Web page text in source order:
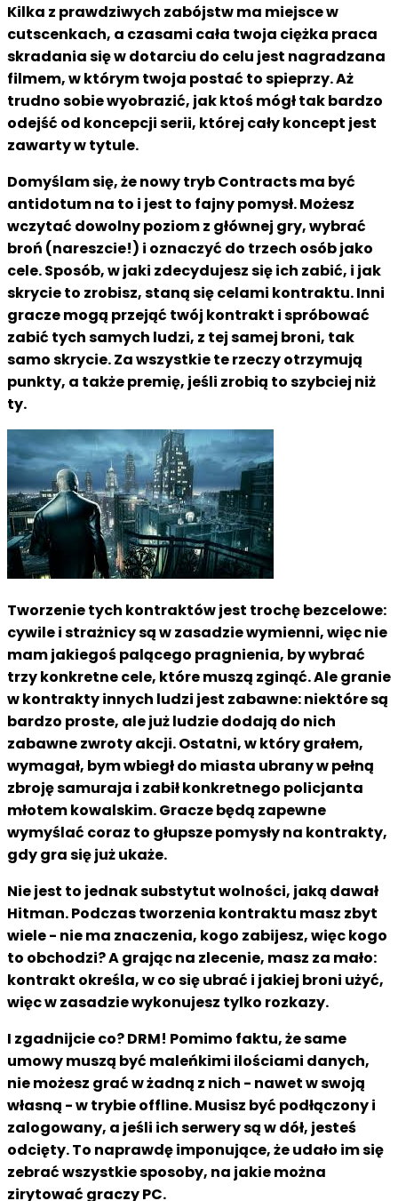
Kilka z prawdziwych zabójstw ma miejsce w
cutscenkach, a czasami cała twoja ciężka praca
skradania się w dotarciu do celu jest nagradzana
filmem, w którym twoja postać to spieprzy. Aż
trudno sobie wyobrazić, jak ktoś mógł tak bardzo
odejść od koncepcji serii, której cały koncept jest
zawarty w tytule.
Domyślam się, że nowy tryb Contracts ma być
antidotum na to i jest to fajny pomysł. Możesz
wczytać dowolny poziom z głównej gry, wybrać
broń (nareszcie!) i oznaczyć do trzech osób jako
cele. Sposób, w jaki zdecydujesz się ich zabić, i jak
skrycie to zrobisz, staną się celami kontraktu. Inni
gracze mogą przejąć twój kontrakt i spróbować
zabić tych samych ludzi, z tej samej broni, tak
samo skrycie. Za wszystkie te rzeczy otrzymują
punkty, a także premię, jeśli zrobią to szybciej niż
ty.
Tworzenie tych kontraktów jest trochę bezcelowe:
cywile i strażnicy są w zasadzie wymienni, więc nie
mam jakiegoś palącego pragnienia, by wybrać
trzy konkretne cele, które muszą zginąć. Ale granie
w kontrakty innych ludzi jest zabawne: niektóre są
bardzo proste, ale już ludzie dodają do nich
zabawne zwroty akcji. Ostatni, w który grałem,
wymagał, bym wbiegł do miasta ubrany w pełną
zbroję samuraja i zabił konkretnego policjanta
młotem kowalskim. Gracze będą zapewne
wymyślać coraz to głupsze pomysły na kontrakty,
gdy gra się już ukaże.
Nie jest to jednak substytut wolności, jaką dawał
Hitman. Podczas tworzenia kontraktu masz zbyt
wiele - nie ma znaczenia, kogo zabijesz, więc kogo
to obchodzi? A grając na zlecenie, masz za mało:
kontrakt określa, w co się ubrać i jakiej broni użyć,
więc w zasadzie wykonujesz tylko rozkazy.
I zgadnijcie co? DRM! Pomimo faktu, że same
umowy muszą być maleńkimi ilościami danych,
nie możesz grać w żadną z nich - nawet w swoją
własną - w trybie offline. Musisz być podłączony i
zalogowany, a jeśli ich serwery są w dół, jesteś
odcięty. To naprawdę imponujące, że udało im się
zebrać wszystkie sposoby, na jakie można
zirytować graczy PC.